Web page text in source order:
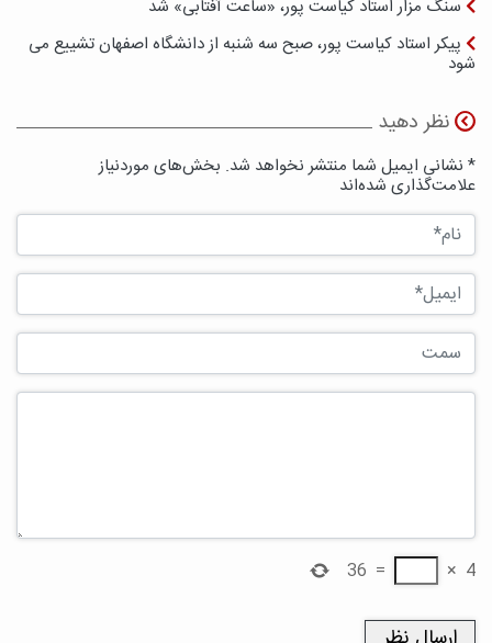
سنگ مزار استاد کیاست پور، «ساعت آفتابی» شد
پیکر استاد کیاست پور، صبح سه شنبه از دانشگاه اصفهان تشییع می
شود
نظر دهید
* نشانی ایمیل شما منتشر نخواهد شد. بخش‌های موردنیاز
علامت‌گذاری شده‌اند
4
×
=
36